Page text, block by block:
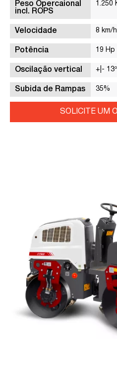
Peso Opercaional
incl. ROPS
1.250
Velocidade 8 km/
Potência 19 Hp
Oscilação vertical +|- 13º
Subida de Rampas 35%
SOLICITE UM